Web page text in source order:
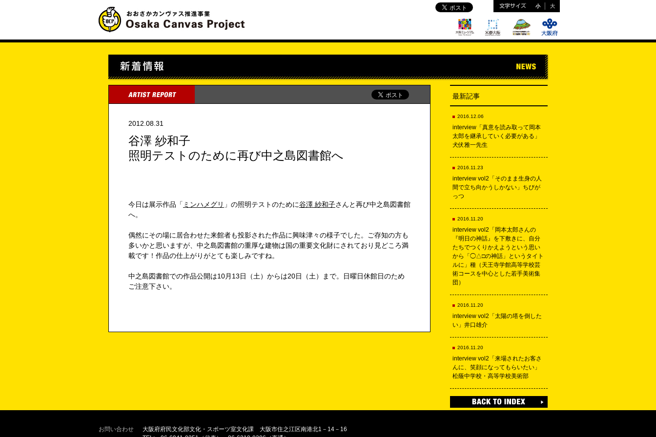
小 大
2012.08.31
谷澤 紗和子
照明テストのために再び中之島図書館へ
今日は展示作品「 ミンハメグリ 」の照明テストのために谷澤 紗和子さんと再び中之島図書館
へ。
偶然にその場に居合わせた来館者も投影された作品に興味津々の様子でした。ご存知の方も
多いかと思いますが、中之島図書館の重厚な建物は国の重要文化財にされており見どころ満
載です！作品の仕上がりがとても楽しみですね。
中之島図書館での作品公開は10月13日（土）からは20日（土）まで。日曜日休館日のため
ご注意下さい。
最新記事
2016.12.06
interview「真意を読み取って岡本
太郎を継承していく必要がある」
犬伏雅一先生
2016.11.23
interview vol2「そのまま生身の人
間で立ち向かうしかない」ちびが
っつ
2016.11.20
interview vol2「岡本太郎さんの
『明日の神話』を下敷きに、自分
たちでつくりかえようという思い
から「◯△□の神話」というタイト
ルに」種（天王寺学館高等学校芸
術コースを中心とした若手美術集
団）
2016.11.20
interview vol2「太陽の塔を倒した
い」井口雄介
2016.11.20
interview vol2「来場されたお客さ
んに、笑顔になってもらいたい」
松蔭中学校・高等学校美術部
お問い合わせ
大阪府府民文化部文化・スポーツ室文化課 大阪市住之江区南港北1－14－16